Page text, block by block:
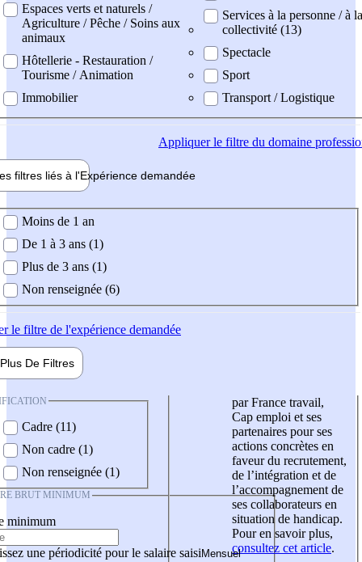
Espaces verts et naturels /
Agriculture / Pêche / Soins aux
animaux
Hôtellerie - Restauration /
Tourisme / Animation
Immobilier
Services à la personne / à la
collectivité (13)
Spectacle
Sport
Transport / Logistique
Appliquerle filtre du domaine
filtres liés à l'Expérience demandée
demandée
Moins de 1 an
De 1 à 3 ans (1)
Plus de 3 ans (1)
Non renseignée (6)
le filtre de l'expérience demandée
Plus De Filtres
Cadre (11)
Non cadre (1)
Non renseignée (1)
BRUT MINIMUM
minimum
une périodicité pour le salaire saisi
par France travail,
Cap emploi et ses
partenaires pour ses
actions concrètes en
faveur du recrutement,
de l’intégration et de
l’accompagnement de
ses collaborateurs en
situation de handicap.
Pour en savoir plus,
consultez cet article.